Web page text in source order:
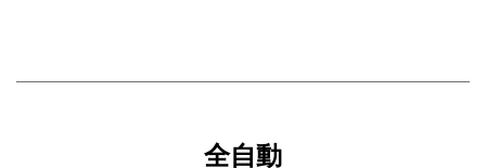
全自動